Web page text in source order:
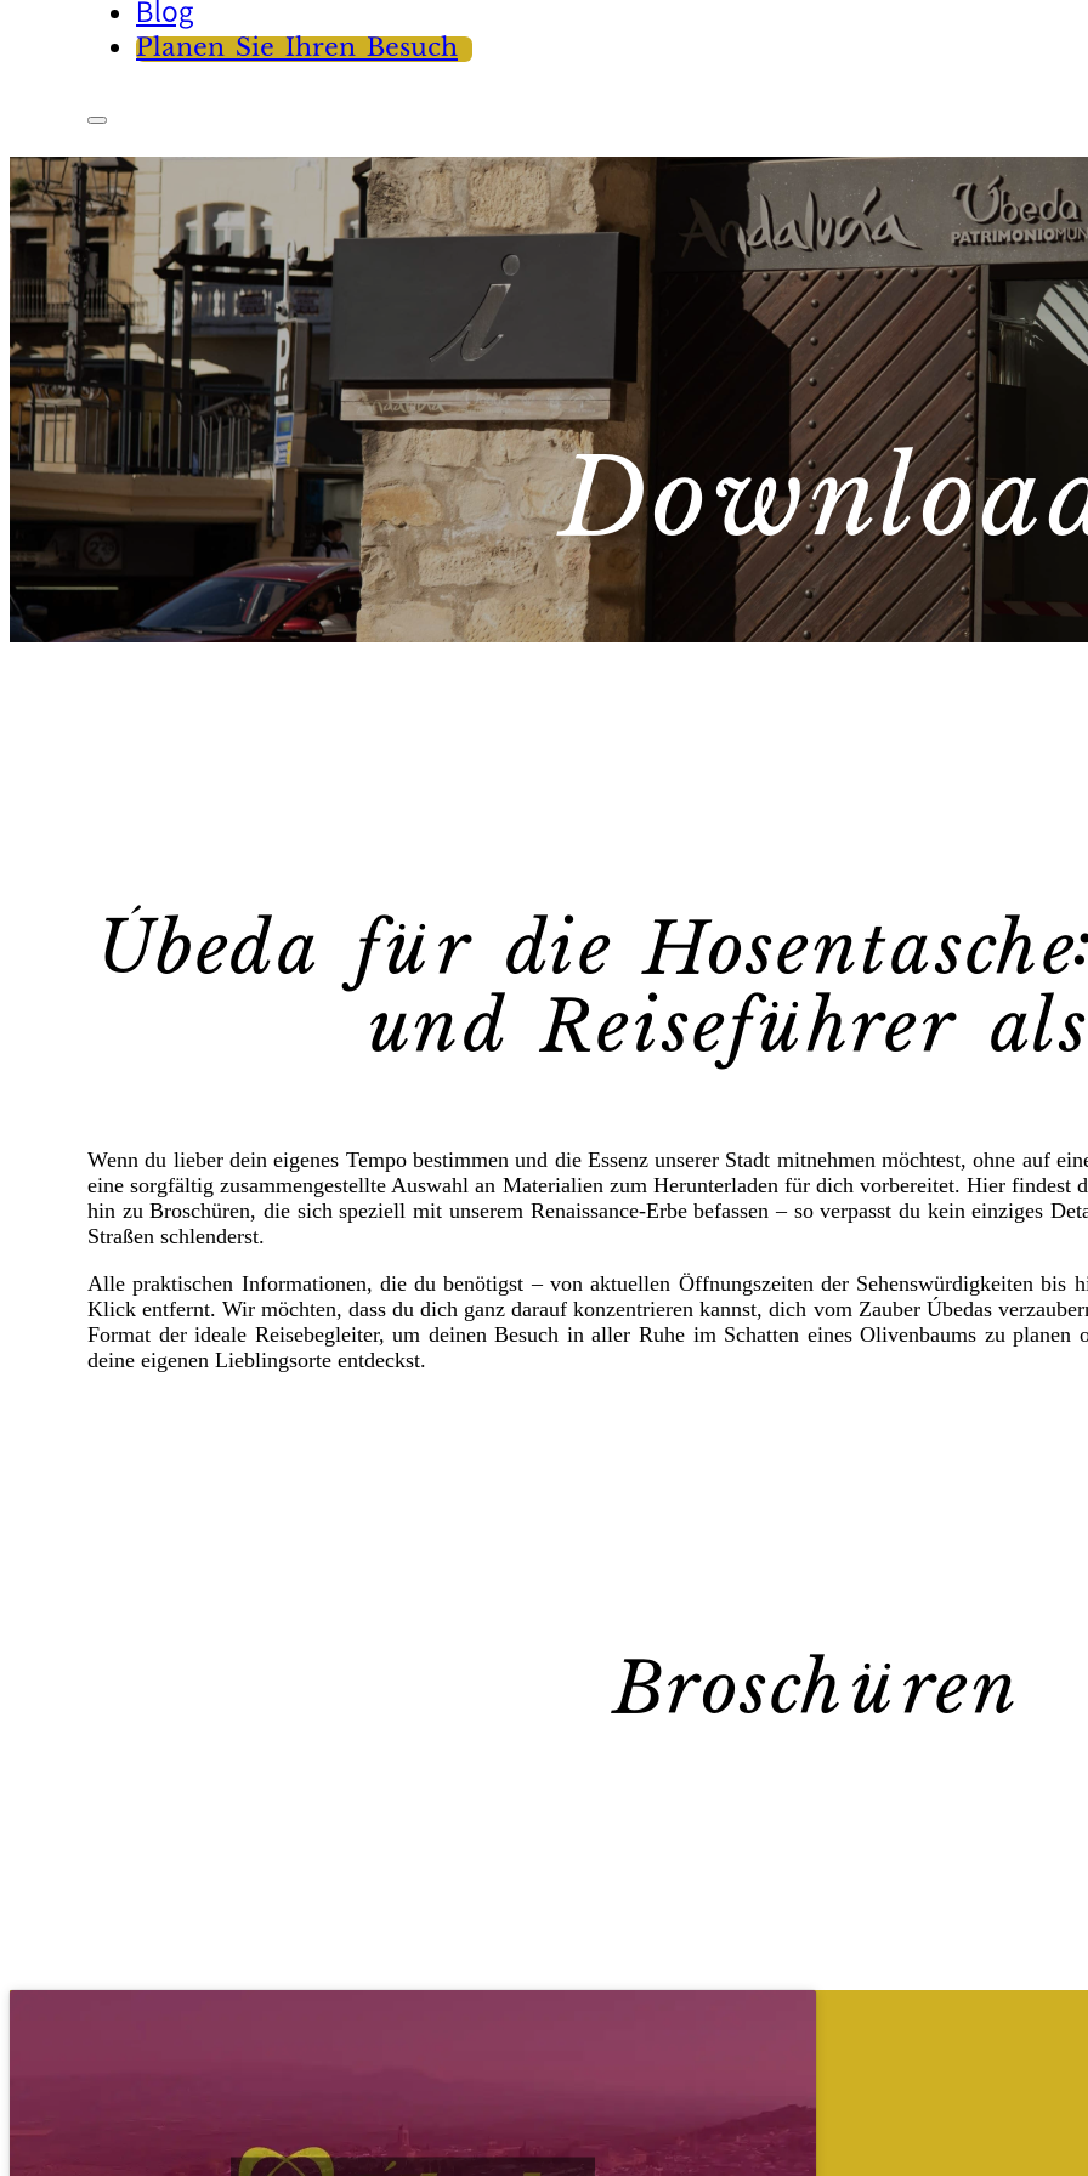
Blog
Planen Sie Ihren Besuch
Úbeda für die
und Reiseführer
Wenn du lieber dein eigenes Tempo bestimmen und die Essenz unserer Stadt mitnehmen möchtest, ohne auf
eine sorgfältig zusammengestellte Auswahl an Materialien zum Herunterladen für dich vorbereitet. Hier findest
hin zu Broschüren, die sich speziell mit unserem Renaissance-Erbe befassen – so verpasst du kein einziges
Straßen schlenderst.
Alle praktischen Informationen, die du benötigst – von aktuellen Öffnungszeiten der Sehenswürdigkeiten bis
Klick entfernt. Wir möchten, dass du dich ganz darauf konzentrieren kannst, dich vom Zauber Úbedas
Format der ideale Reisebegleiter, um deinen Besuch in aller Ruhe im Schatten eines Olivenbaums zu
deine eigenen Lieblingsorte entdeckst.
Broschüren